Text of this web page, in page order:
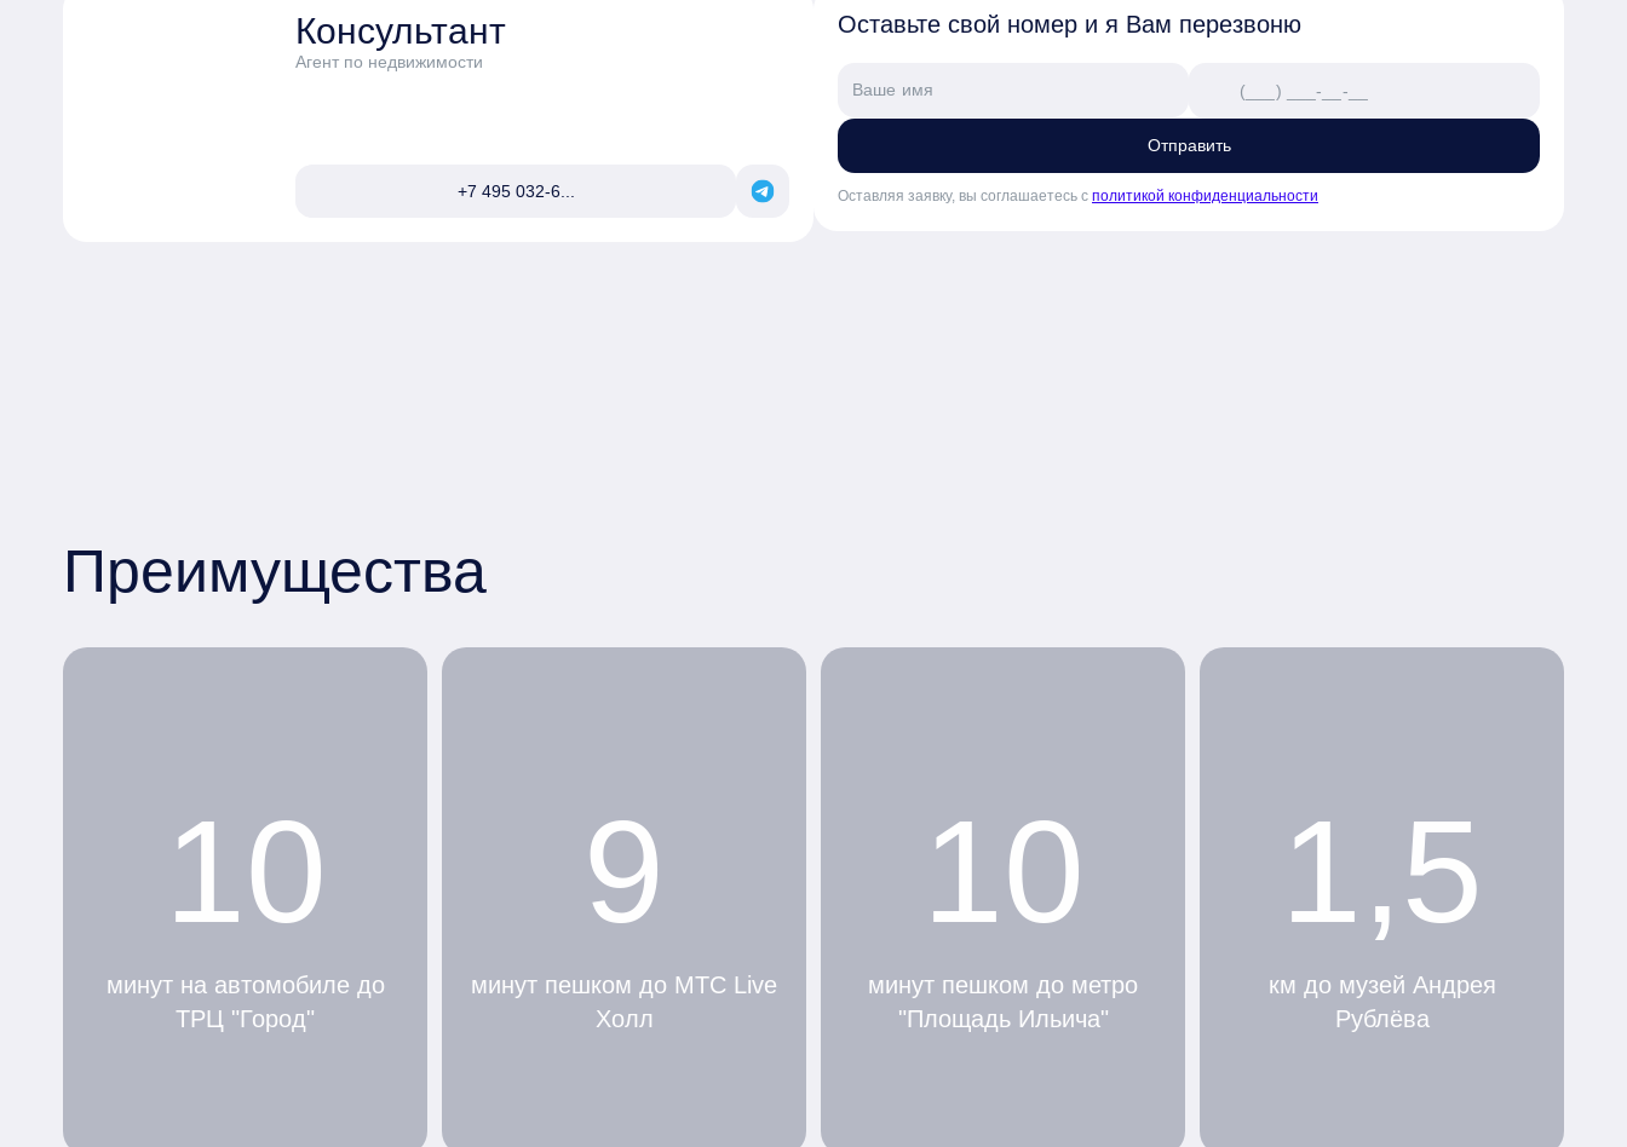
Консультант
Агент по недвижимости
+7 495 032-6...
Оставьте свой номер и я Вам перезвоню
Отправить
Оставляя заявку, вы соглашаетесь с политикой конфиденциальности
Преимущества
10
минут на автомобиле до
ТРЦ "Город"
9
минут пешком до МТС Live
Холл
10
минут пешком до метро
"Площадь Ильича"
1,5
км до музей Андрея
Рублёва